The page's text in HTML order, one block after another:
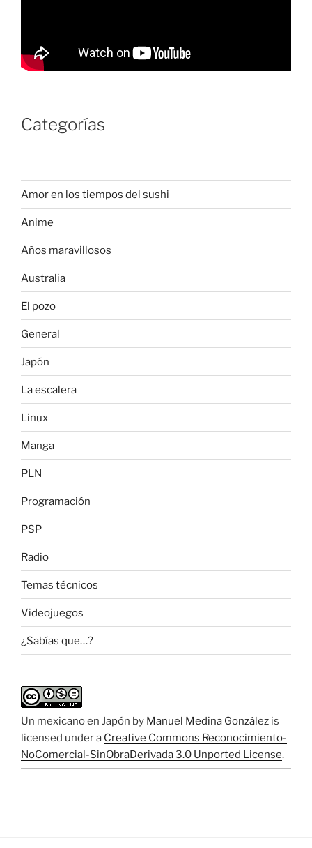
Categorías
Amor en los tiempos del sushi
Anime
Años maravillosos
Australia
El pozo
General
Japón
La escalera
Linux
Manga
PLN
Programación
PSP
Radio
Temas técnicos
Videojuegos
¿Sabías que…?
Un mexicano en Japón by Manuel Medina González is
licensed under a Creative Commons Reconocimiento-
NoComercial-SinObraDerivada 3.0 Unported License.